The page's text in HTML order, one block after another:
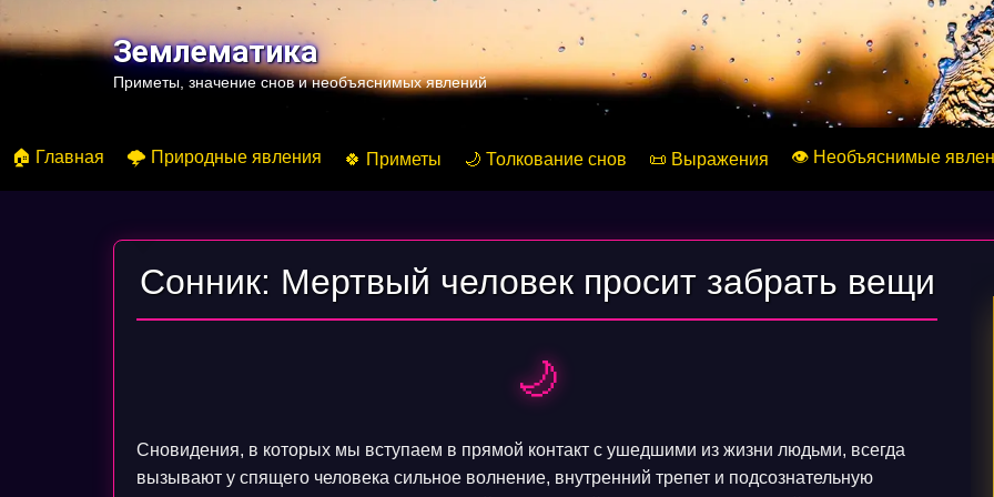
к
содержимомуЗемлематика
Приметы, значение снов и необъяснимых явлений
🏠 Главная 🌩️ Природные явления 🍀 Приметы 🌙 Толкование снов 📜 Выражения 👁️ Необъяснимые
Сонник: Мертвый человек просит забрать вещи
🌙
Сновидения, в которых мы вступаем в прямой контакт с ушедшими из жизни людьми, всегда
вызывают у спящего человека сильное волнение, внутренний трепет и подсознательную